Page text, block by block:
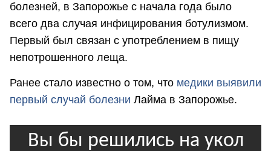
болезней, в Запорожье с начала года было
всего два случая инфицирования ботулизмом.
Первый был связан с употреблением в пищу
непотрошенного леща.
Ранее стало известно о том, что медики выявили
первый случай болезни Лайма в Запорожье.